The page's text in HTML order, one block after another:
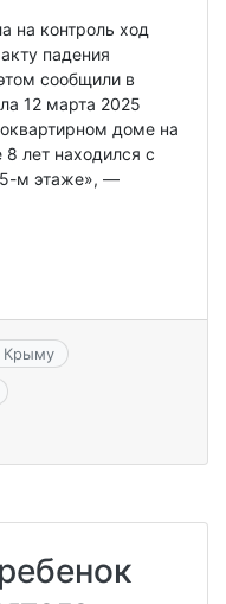
на контроль ход
падения
сообщили в
12 марта 2025
доме на
лет находился с
5-м этаже», —
Крыму